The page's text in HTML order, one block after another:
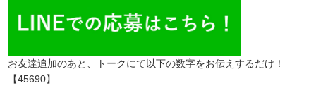
お友達追加のあと、トークにて以下の数字をお伝えするだけ！
【45690】